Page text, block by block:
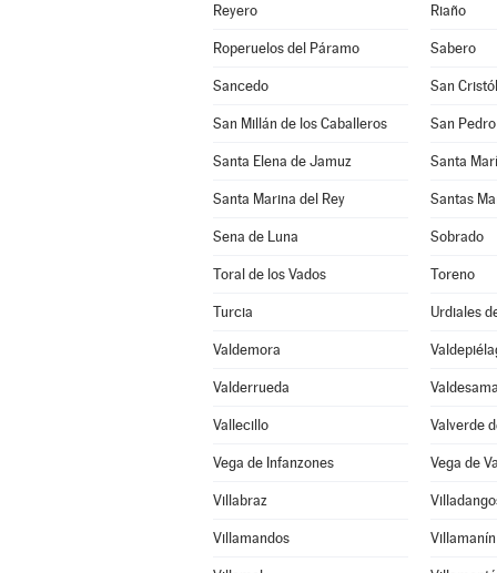
Reyero Riaño
Roperuelos del Páramo Sabero
Sancedo San
San Millán de los Caballeros San
Santa Elena de Jamuz Santa
Santa Marina del Rey Santas
Sena de Luna Sobrado
Toral de los Vados Toreno
Turcia Urdiales
Valdemora
Valderrueda
Vallecillo Valverde
Vega de Infanzones Vega de
Villabraz
Villamandos Villamanín